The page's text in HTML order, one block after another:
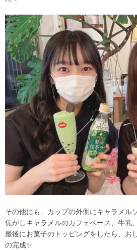
その他にも、カップの外側にキャラメル
焦がしキャラメルのカフェベース、牛乳
最後にお菓子のトッピングをしたら、お
の完成✨